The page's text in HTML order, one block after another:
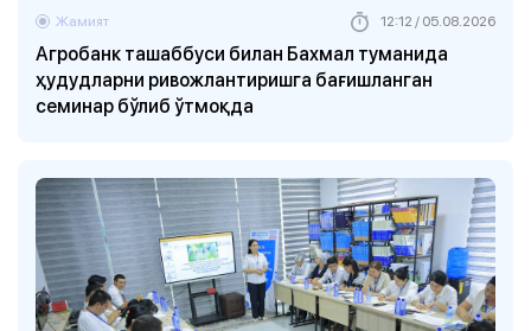
Агробанк ташаббуси билан Бахмал туманида
ҳудудларни ривожлантиришга бағишланган
семинар бўлиб ўтмоқда
Жамият 12:12 / 05.08.2026